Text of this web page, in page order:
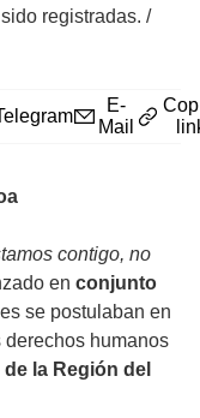
registradas. /
E-
Mail
contigo, no
en conjunto
se postulaban en
humanos
la Región del